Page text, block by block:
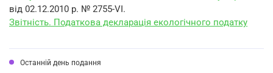
від 02.12.2010 р. № 2755-VI.
Звітність. Податкова декларація екологічного податку
Останній день подання